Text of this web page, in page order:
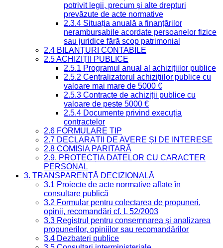
potrivit legii, precum și alte drepturi
prevăzute de acte normative
2.3.4 Situația anuală a finanțărilor
nerambursabile acordate persoanelor fizice
sau juridice fără scop patrimonial
2.4 BILANȚURI CONTABILE
2.5 ACHIZIȚII PUBLICE
2.5.1 Programul anual al achizițiilor publice
2.5.2 Centralizatorul achizițiilor publice cu
valoare mai mare de 5000 €
2.5.3 Contracte de achiziții publice cu
valoare de peste 5000 €
2.5.4 Documente privind execuția
contractelor
2.6 FORMULARE TIP
2.7 DECLARAȚII DE AVERE ȘI DE INTERESE
2.8 COMISIA PARITARĂ
2.9. PROTECȚIA DATELOR CU CARACTER
PERSONAL
3. TRANSPARENȚĂ DECIZIONALĂ
3.1 Proiecte de acte normative aflate în
consultare publică
3.2 Formular pentru colectarea de propuneri,
opinii, recomandări cf. L 52/2003
3.3 Registrul pentru consemnarea și analizarea
propunerilor, opiniilor sau recomandărilor
3.4 Dezbateri publice